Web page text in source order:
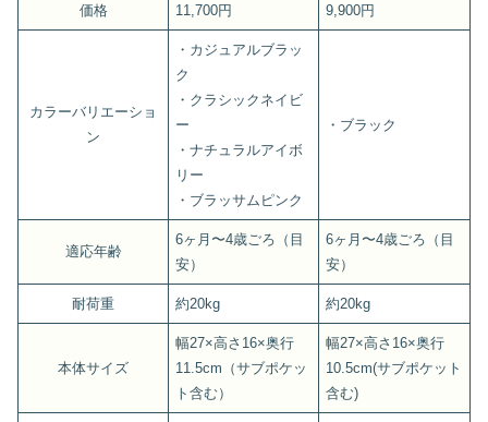
価格 11,700円 9,900円
カラーバリエーショ
ン
・カジュアルブラッ
ク
・クラシックネイビ
ー
・ナチュラルアイボ
リー
・ブラッサムピンク
・ブラック
適応年齢
6ヶ月〜4歳ごろ（目
安）
6ヶ月〜4歳ごろ（目
安）
耐荷重 約20kg 約20kg
本体サイズ
幅27×高さ16×奥行
11.5cm（サブポケッ
ト含む）
幅27×高さ16×奥行
10.5cm(サブポケット
含む)